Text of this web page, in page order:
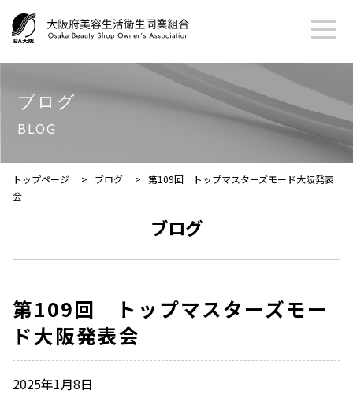
ブログ
BLOG
トップページ > ブログ > 第109回 トップマスターズモード大阪発表
会
ブログ
第109回 トップマスターズモー
ド大阪発表会
2025年1月8日